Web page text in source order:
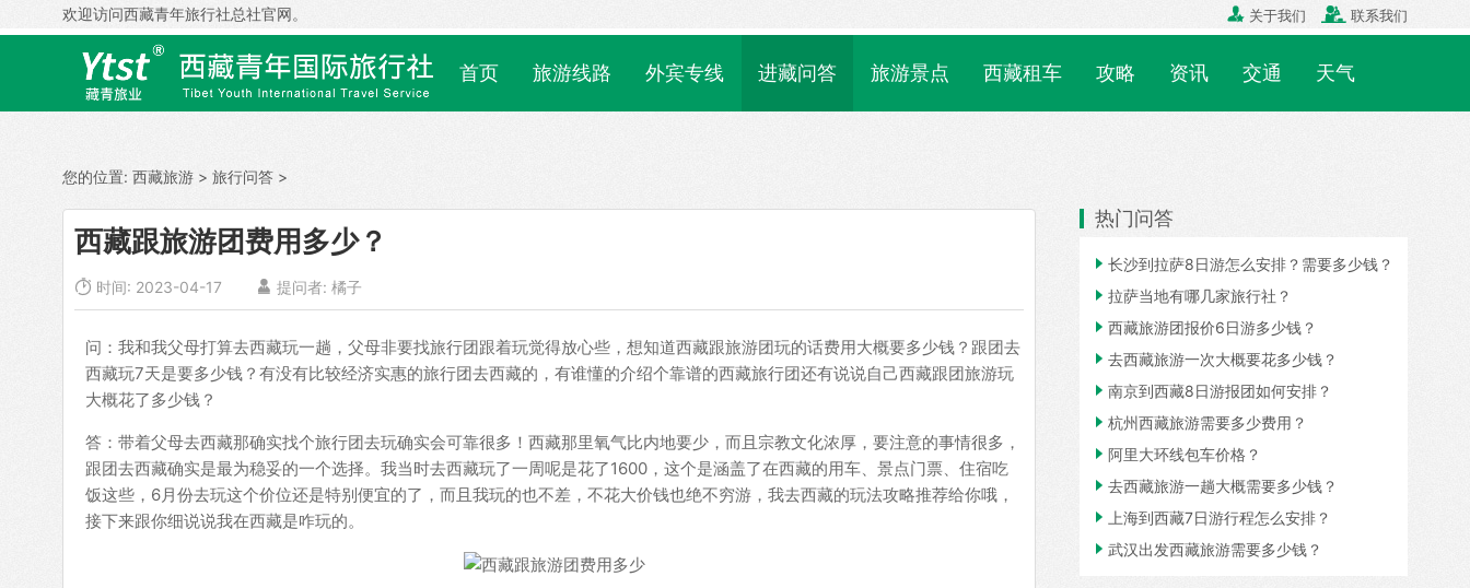
欢迎访问西藏青年旅行社总社官网。  关于我们  联系我们
首页 旅游线路 外宾专线 进藏问答 旅游景点 西藏租车 攻略 资讯 交通 天气
您的位置: 西藏旅游 > 旅行问答 >
西藏跟旅游团费用多少？
 时间: 2023-04-17  提问者: 橘子
问：我和我父母打算去西藏玩一趟，父母非要找旅行团跟着玩觉得放心些，想知道西藏跟旅游团玩的话费用大概要多少钱？跟团去
西藏玩7天是要多少钱？有没有比较经济实惠的旅行团去西藏的，有谁懂的介绍个靠谱的西藏旅行团还有说说自己西藏跟团旅游玩
大概花了多少钱？
答：带着父母去西藏那确实找个旅行团去玩确实会可靠很多！西藏那里氧气比内地要少，而且宗教文化浓厚，要注意的事情很多，
跟团去西藏确实是最为稳妥的一个选择。我当时去西藏玩了一周呢是花了1600，这个是涵盖了在西藏的用车、景点门票、住宿吃
饭这些，6月份去玩这个价位还是特别便宜的了，而且我玩的也不差，不花大价钱也绝不穷游，我去西藏的玩法攻略推荐给你哦，
接下来跟你细说说我在西藏是咋玩的。
热门问答
 长沙到拉萨8日游怎么安排？需要多少钱？
 拉萨当地有哪几家旅行社？
 西藏旅游团报价6日游多少钱？
 去西藏旅游一次大概要花多少钱？
 南京到西藏8日游报团如何安排？
 杭州西藏旅游需要多少费用？
 阿里大环线包车价格？
 去西藏旅游一趟大概需要多少钱？
 上海到西藏7日游行程怎么安排？
 武汉出发西藏旅游需要多少钱？